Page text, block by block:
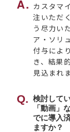
カスタマ
注いただ
う尽力い
ア・ソリ
付与によ
き、結果
見込まれ
検討して
「動画」
でに導入
ますか？